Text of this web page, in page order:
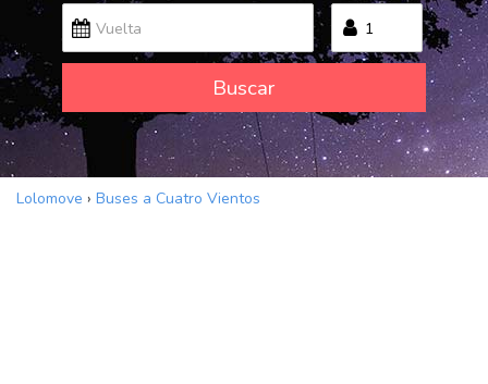
Buscar
Lolomove › Buses a Cuatro Vientos